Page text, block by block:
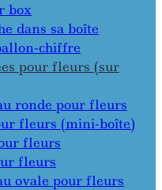
box
dans sa boîte
chiffre
pour fleurs (sur
ronde pour fleurs
fleurs (mini-boîte)
fleurs
fleurs
ovale pour fleurs